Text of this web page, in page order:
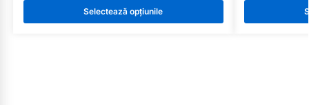
Selectează opțiunile